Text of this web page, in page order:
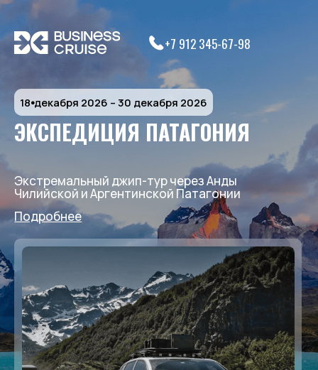
Подробнее
+7 912 345-67-98
ЭКСПЕДИЦИЯ ПАТАГОНИЯ
Экстремальный джип-тур через Анды
Чилийской и Аргентинской Патагонии
18⦁декабря 2026 – 30 декабря 2026